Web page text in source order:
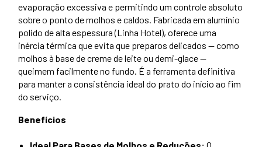
evaporação excessiva e permitindo um controle absoluto
sobre o ponto de molhos e caldos. Fabricada em alumínio
polido de alta espessura (Linha Hotel), oferece uma
inércia térmica que evita que preparos delicados — como
molhos à base de creme de leite ou demi-glace —
queimem facilmente no fundo. É a ferramenta definitiva
para manter a consistência ideal do prato do início ao fim
do serviço.
Benefícios